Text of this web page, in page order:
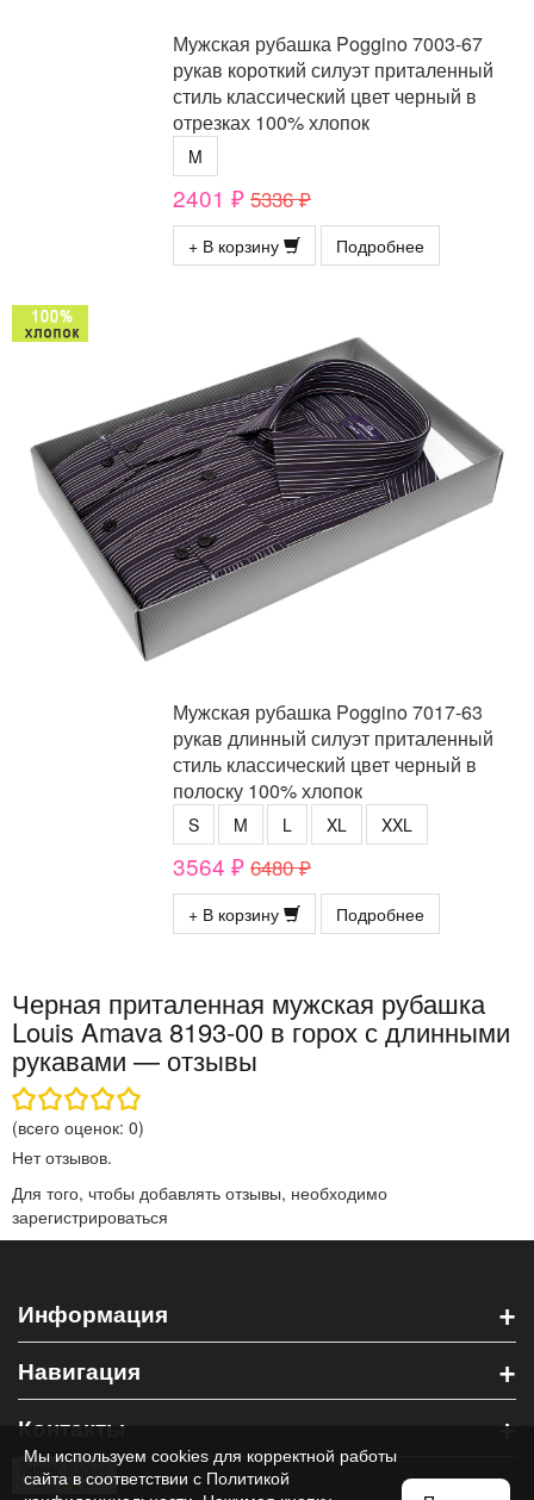
Мужская рубашка Poggino 7003-67
рукав короткий силуэт приталенный
стиль классический цвет черный в
отрезках 100% хлопок
M
2401 ₽ 5336 ₽
+ В корзину Подробнее
Мужская рубашка Poggino 7017-63
рукав длинный силуэт приталенный
стиль классический цвет черный в
полоску 100% хлопок
S M L XL XXL
3564 ₽ 6480 ₽
+ В корзину Подробнее
Черная приталенная мужская рубашка
Louis Amava 8193-00 в горох с длинными
рукавами — отзывы
(всего оценок: 0)
Нет отзывов.
Для того, чтобы добавлять отзывы, необходимо
зарегистрироваться
Информация +
Навигация +
Контакты +
Мы используем cookies для корректной работы
сайта в соответствии с Политикой